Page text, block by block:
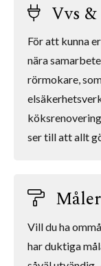
Vvs
För att kunna
nära
rörmokare,
ser till att allt
Vill du ha
har duktiga